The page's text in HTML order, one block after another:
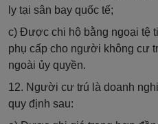
ly tại sân bay quốc tế;
c) Được chi hộ bằng ngoại tệ
phụ cấp cho người không cư
ngoài ủy quyền.
12. Người cư trú là doanh
quy định sau: